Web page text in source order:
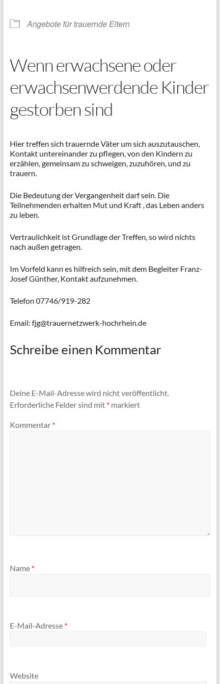
Angebote für trauernde Eltern
Wenn erwachsene oder
erwachsenwerdende Kinder
gestorben sind
Hier treffen sich trauernde Väter um sich auszutauschen,
Kontakt untereinander zu pflegen, von den Kindern zu
erzählen, gemeinsam zu schweigen, zuzuhören, und zu
trauern.
Die Bedeutung der Vergangenheit darf sein. Die
Teilnehmenden erhalten Mut und Kraft , das Leben anders
zu leben.
Vertraulichkeit ist Grundlage der Treffen, so wird nichts
nach außen getragen.
Im Vorfeld kann es hilfreich sein, mit dem Begleiter Franz-
Josef Günther, Kontakt aufzunehmen.
Telefon 07746/919-282
Email: fjg@trauernetzwerk-hochrhein.de
Schreibe einen Kommentar
Deine E-Mail-Adresse wird nicht veröffentlicht.
Erforderliche Felder sind mit *markiert
Kommentar *
Name *
E-Mail-Adresse *
Website